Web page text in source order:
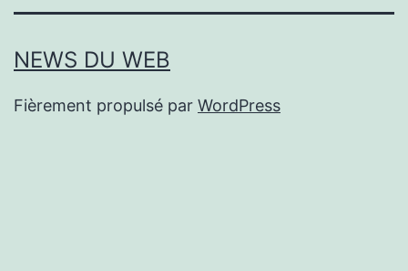
NEWS DU WEB
Fièrement propulsé par WordPress